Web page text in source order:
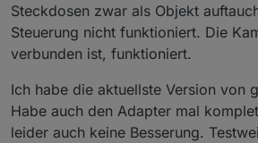
Steckdosen zwar als Objekt
Steuerung nicht funktioniert. Die
verbunden ist, funktioniert.
Ich habe die aktuellste Version von
Habe auch den Adapter mal
leider auch keine Besserung.